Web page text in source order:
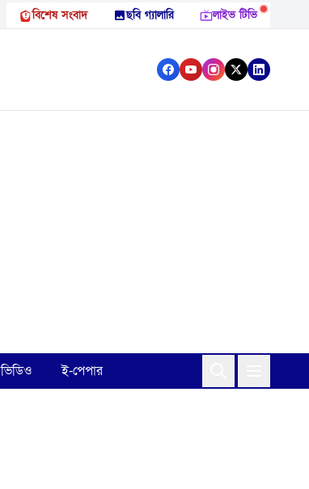
বিশেষ সংবাদ ছবি গ্যালারি লাইভ টিভি
ভিডিও ই-পেপার